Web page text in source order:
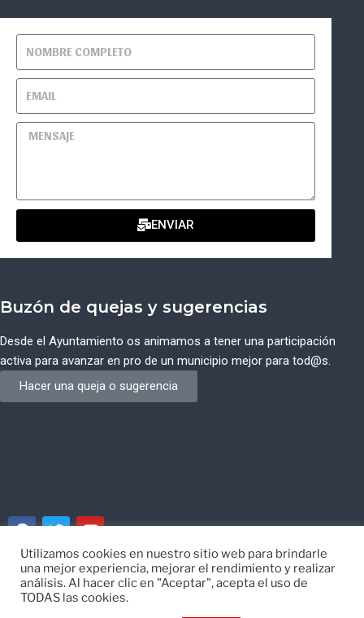
ENVIAR
Buzón de quejas y sugerencias
Desde el Ayuntamiento os animamos a tener una participación
activa para avanzar en pro de un municipio mejor para tod@s.
Hacer una queja o sugerencia
© Ayuntamiento de Campos del Río de Murcia
Utilizamos cookies en nuestro sitio web para brindarle
una mejor experiencia, mejorar el rendimiento y realizar
análisis. Al hacer clic en "Aceptar", acepta el uso de
TODAS las cookies.